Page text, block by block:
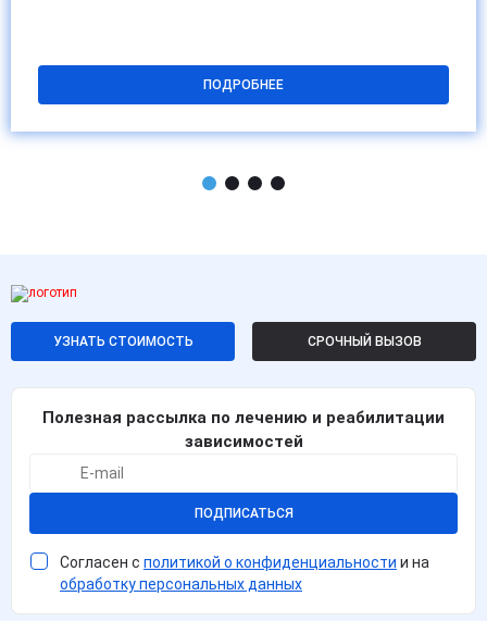
ПОДРОБНЕЕ
УЗНАТЬ СТОИМОСТЬ СРОЧНЫЙ ВЫЗОВ
Полезная рассылка по лечению и реабилитации
зависимостей
ПОДПИСАТЬСЯ
Согласен с политикой о конфиденциальности и на
обработку персональных данных